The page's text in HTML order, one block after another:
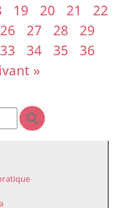
19 20 21
22
26 27 28
29
33 34 35
36
»